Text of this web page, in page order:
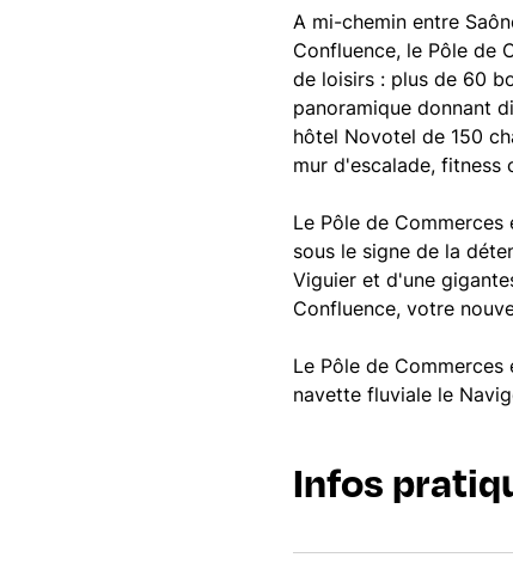
A mi-chemin entre
Confluence, le Pôle de
de loisirs : plus de 60
panoramique donnant
hôtel Novotel de 150
mur d'escalade, fitness
Le Pôle de
sous le signe de la
Viguier et d'une
Confluence, votre
Le Pôle de
navette fluviale le
Infos